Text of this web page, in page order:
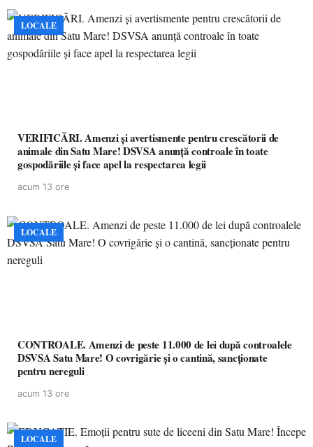
LOCALE
VERIFICĂRI. Amenzi și avertismente pentru crescătorii de
animale din Satu Mare! DSVSA anunță controale în toate
gospodăriile și face apel la respectarea legii
acum 13 ore
LOCALE
CONTROALE. Amenzi de peste 11.000 de lei după controalele
DSVSA Satu Mare! O covrigărie și o cantină, sancționate
pentru nereguli
acum 13 ore
LOCALE